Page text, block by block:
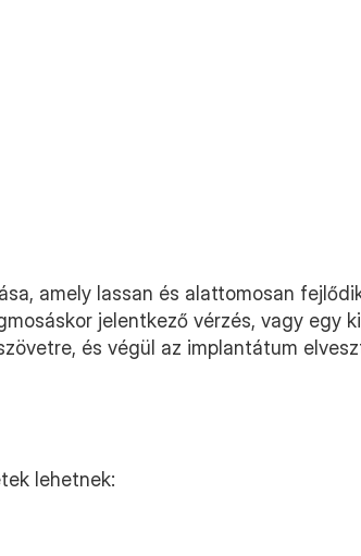
amely lassan és alattomosan
jelentkező vérzés, vagy egy
és végül az implantátum
lehetnek: